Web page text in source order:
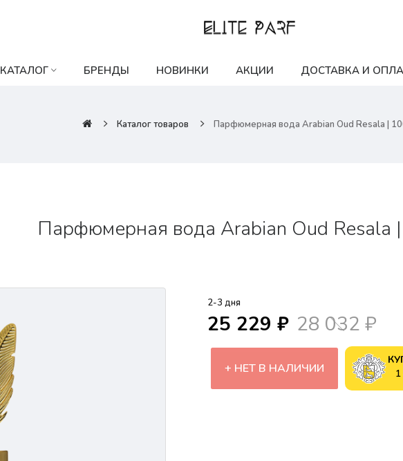
КАТАЛОГ БРЕНДЫ НОВИНКИ АКЦИИ ДОСТАВКА И
Каталог товаров Парфюмерная вода Arabian Oud Resala |
Парфюмерная вода Arabian Oud Resala
2-3 дня
25 229 ₽ 28 032 ₽
НЕТ В НАЛИЧИИ